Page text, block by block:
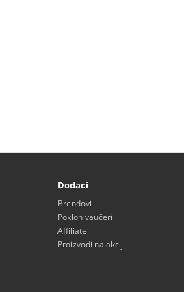
Dodaci
Brendovi
Poklon vaučeri
Affiliate
Proizvodi na akciji